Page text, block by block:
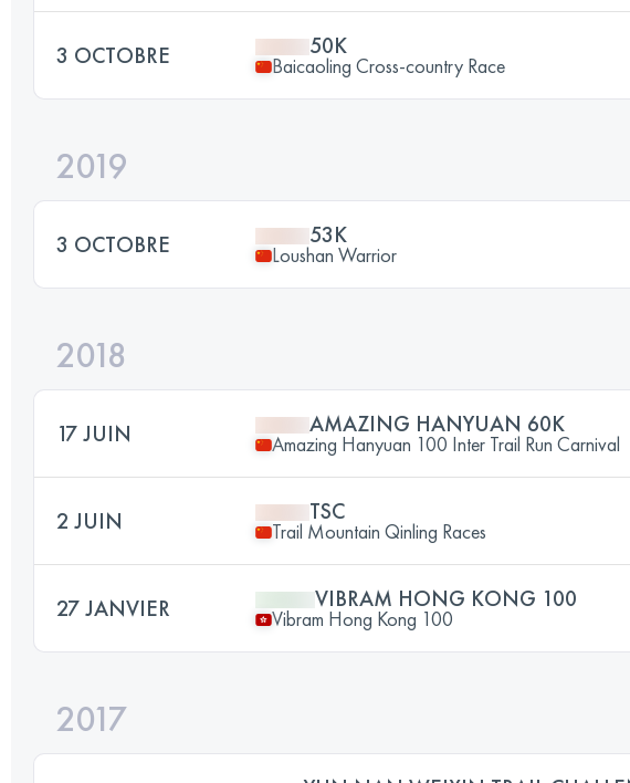
3 OCTOBRE 50K
Baicaoling Cross-country Race
2019
3 OCTOBRE 53K
Loushan Warrior
2018
17 JUIN AMAZING HANYUAN 60K
Amazing Hanyuan 100 Inter Trail Run Carnival
2 JUIN TSC
Trail Mountain Qinling Races
27 JANVIER VIBRAM HONG KONG 100
Vibram Hong Kong 100
2017